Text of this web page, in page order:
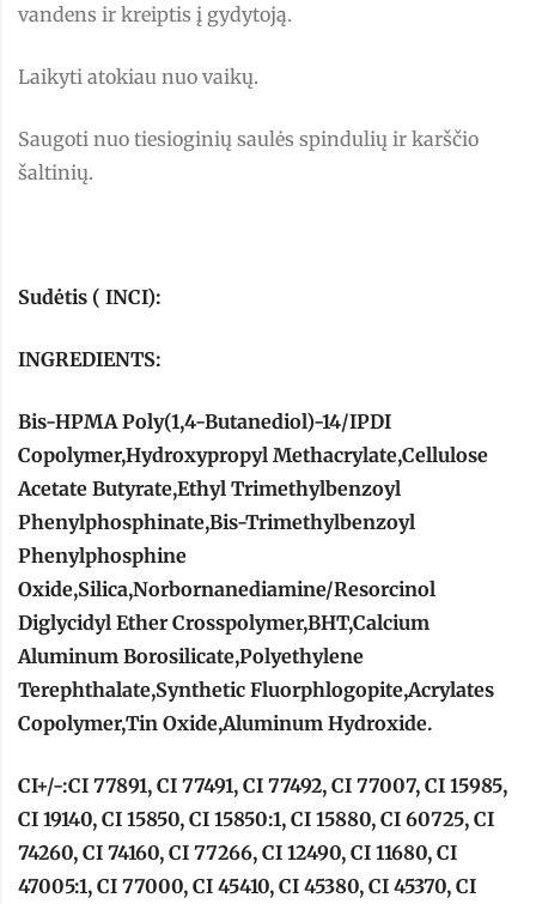
vandens ir kreiptis į gydytoją.
Laikyti atokiau nuo vaikų.
Saugoti nuo tiesioginių saulės spindulių ir karščio
šaltinių.
Sudėtis ( INCI):
INGREDIENTS:
Bis-HPMA Poly(1,4-Butanediol)-14/IPDI
Copolymer,Hydroxypropyl Methacrylate,Cellulose
Acetate Butyrate,Ethyl Trimethylbenzoyl
Phenylphosphinate,Bis-Trimethylbenzoyl
Phenylphosphine
Oxide,Silica,Norbornanediamine/Resorcinol
Diglycidyl Ether Crosspolymer,BHT,Calcium
Aluminum Borosilicate,Polyethylene
Terephthalate,Synthetic Fluorphlogopite,Acrylates
Copolymer,Tin Oxide,Aluminum Hydroxide.
CI+/-:CI 77891, CI 77491, CI 77492, CI 77007, CI 15985,
CI 19140, CI 15850, CI 15850:1, CI 15880, CI 60725, CI
74260, CI 74160, CI 77266, CI 12490, CI 11680, CI
47005:1, CI 77000, CI 45410, CI 45380, CI 45370, CI